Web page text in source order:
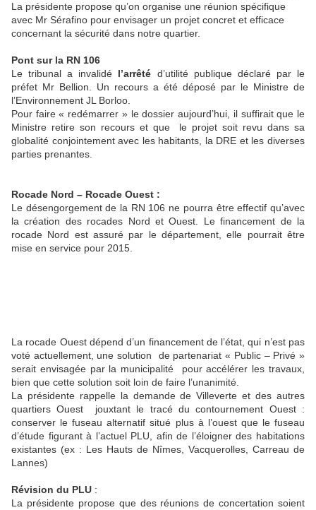
La présidente propose qu’on organise une réunion spécifique
avec Mr Sérafino pour envisager un projet concret et efficace
concernant la sécurité dans notre quartier.
Pont sur la RN 106
Le tribunal a invalidé l’arrêté d’utilité publique déclaré par le
préfet Mr Bellion. Un recours a été déposé par le Ministre de
l’Environnement JL Borloo.
Pour faire « redémarrer » le dossier aujourd’hui, il suffirait que le
Ministre retire son recours et que
le projet soit revu dans sa
globalité conjointement avec les habitants, la DRE et les diverses
parties prenantes.
Rocade Nord – Rocade Ouest :
Le désengorgement de la RN 106 ne pourra être effectif qu’avec
la création des rocades Nord et Ouest. Le financement de la
rocade Nord est assuré par le département, elle pourrait être
mise en service pour 2015.
La rocade Ouest dépend d’un financement de l’état, qui n’est pas
voté actuellement, une solution
de partenariat « Public – Privé »
serait envisagée par la municipalité
pour accélérer les travaux,
bien que cette solution soit loin de faire l’unanimité.
La présidente rappelle la demande de Villeverte et des autres
quartiers Ouest
jouxtant le tracé du contournement Ouest :
conserver le fuseau alternatif situé plus à l’ouest que le fuseau
d’étude figurant à l’actuel PLU, afin de l’éloigner des habitations
existantes (ex : Les Hauts de Nîmes, Vacquerolles, Carreau de
Lannes)
Révision du PLU :
La présidente propose que des réunions de concertation soient